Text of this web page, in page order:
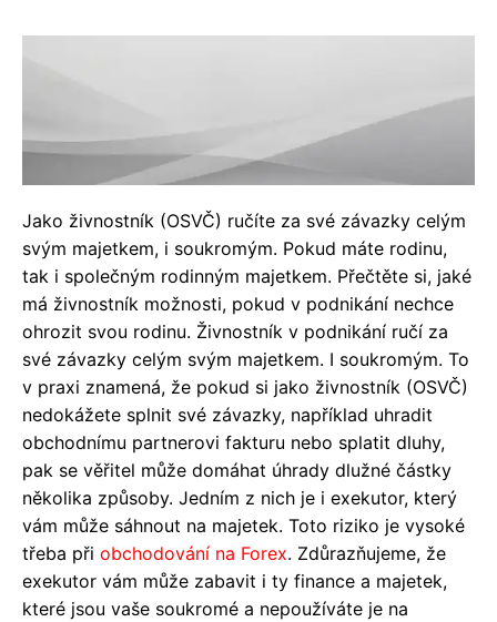
Jako živnostník (OSVČ) ručíte za své závazky celým
svým majetkem, i soukromým. Pokud máte rodinu,
tak i společným rodinným majetkem. Přečtěte si, jaké
má živnostník možnosti, pokud v podnikání nechce
ohrozit svou rodinu. Živnostník v podnikání ručí za
své závazky celým svým majetkem. I soukromým. To
v praxi znamená, že pokud si jako živnostník (OSVČ)
nedokážete splnit své závazky, například uhradit
obchodnímu partnerovi fakturu nebo splatit dluhy,
pak se věřitel může domáhat úhrady dlužné částky
několika způsoby. Jedním z nich je i exekutor, který
vám může sáhnout na majetek. Toto riziko je vysoké
třeba při obchodování na Forex. Zdůrazňujeme, že
exekutor vám může zabavit i ty finance a majetek,
které jsou vaše soukromé a nepoužíváte je na